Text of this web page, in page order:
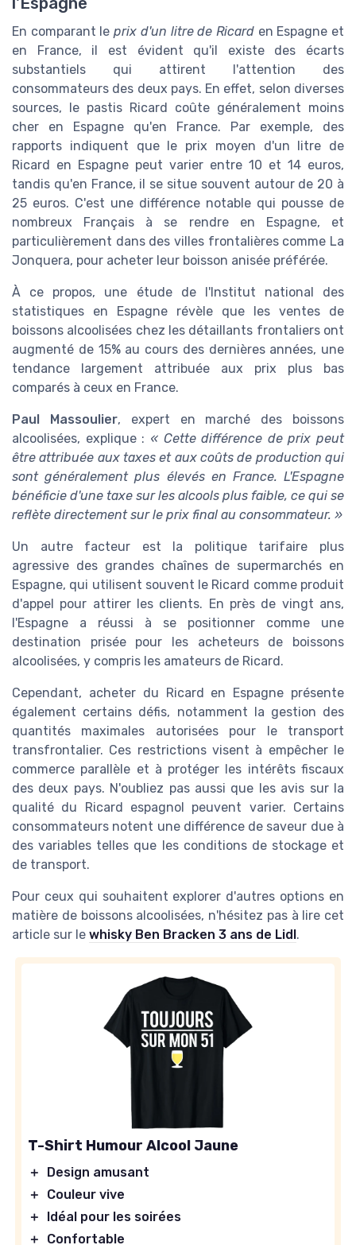
En comparant leprix d'un litre de Ricarden Espagne et
en France, il est évident qu'il existe des écarts
substantiels qui attirent l'attention des
consommateurs des deux pays. En effet, selon diverses
sources, le pastis Ricard coûte généralement moins
cher en Espagne qu'en France. Par exemple, des
rapports indiquent que le prix moyen d'un litre de
Ricard en Espagne peut varier entre 10 et 14 euros,
tandis qu'en France, il se situe souvent autour de 20 à
25 euros. C'est une différence notable qui pousse de
nombreux Français à se rendre en Espagne, et
particulièrement dans des villes frontalières comme La
Jonquera, pour acheter leur boisson anisée préférée.
À ce propos, une étude de l'Institut national des
statistiques en Espagne révèle que les ventes de
boissons alcoolisées chez les détaillants frontaliers ont
augmenté de 15% au cours des dernières années, une
tendance largement attribuée aux prix plus bas
comparés à ceux en France.
Paul Massoulier, expert en marché des boissons
alcoolisées, explique : « Cette différence de prix peut
être attribuée aux taxes et aux coûts de production qui
sont généralement plus élevés en France. L'Espagne
bénéficie d'une taxe sur les alcools plus faible, ce qui se
reflète directement sur le prix final au consommateur. »
Un autre facteur est la politique tarifaire plus
agressive des grandes chaînes de supermarchés en
Espagne, qui utilisent souvent le Ricard comme produit
d'appel pour attirer les clients. En près de vingt ans,
l'Espagne a réussi à se positionner comme une
destination prisée pour les acheteurs de boissons
alcoolisées, y compris les amateurs de Ricard.
Cependant, acheter du Ricard en Espagne présente
également certains défis, notamment la gestion des
quantités maximales autorisées pour le transport
transfrontalier. Ces restrictions visent à empêcher le
commerce parallèle et à protéger les intérêts fiscaux
des deux pays. N'oubliez pas aussi que les avis sur la
qualité du Ricard espagnol peuvent varier. Certains
consommateurs notent une différence de saveur due à
des variables telles que les conditions de stockage et
de transport.
Pour ceux qui souhaitent explorer d'autres options en
matière de boissons alcoolisées, n'hésitez pas à lire cet
article sur le whisky Ben Bracken 3 ans de Lidl.
T-Shirt Humour Alcool Jaune
＋
Design amusant
＋
Couleur vive
＋
Idéal pour les soirées
＋
Confortable